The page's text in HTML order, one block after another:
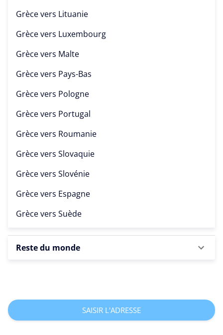
Grèce vers Lituanie
Grèce vers Luxembourg
Grèce vers Malte
Grèce vers Pays-Bas
Grèce vers Pologne
Grèce vers Portugal
Grèce vers Roumanie
Grèce vers Slovaquie
Grèce vers Slovénie
Grèce vers Espagne
Grèce vers Suède
Reste du monde
SAISIR L'ADRESSE